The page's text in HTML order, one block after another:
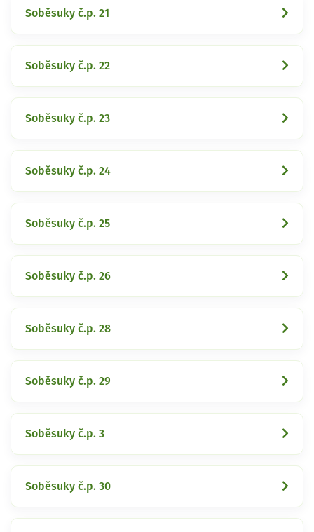
Soběsuky č.p. 21
Soběsuky č.p. 22
Soběsuky č.p. 23
Soběsuky č.p. 24
Soběsuky č.p. 25
Soběsuky č.p. 26
Soběsuky č.p. 28
Soběsuky č.p. 29
Soběsuky č.p. 3
Soběsuky č.p. 30